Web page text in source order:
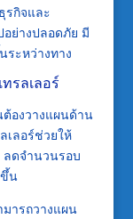
รกิจและ
อย่างปลอดภัย มี
ระหว่างทาง
รลเลอร์
องวางแผนด้าน
เลอร์ช่วยให้
ลดจำนวนรอบ
น
ารถวางแผน